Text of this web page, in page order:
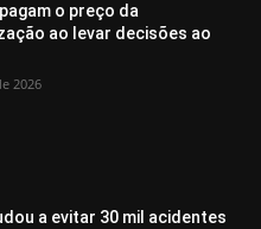
o preço da
ao levar decisões ao
2026
a evitar 30 mil acidentes